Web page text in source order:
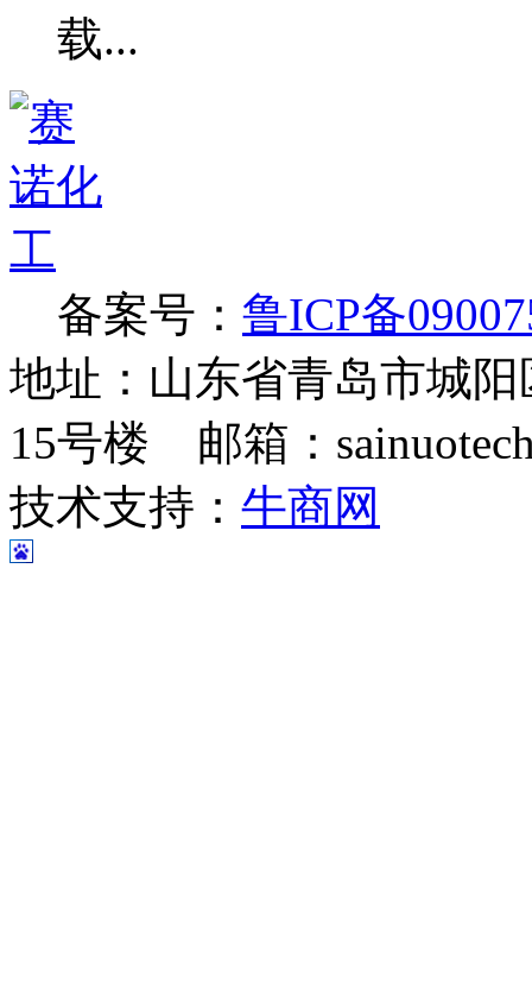
备案号： 鲁ICP备
地址：山东省青岛市城
15号楼 邮箱：
技术支持： 牛商网